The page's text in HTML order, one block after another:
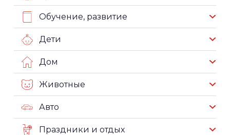
Обучение, развитие
Дети
Дом
Животные
Авто
Праздники и отдых